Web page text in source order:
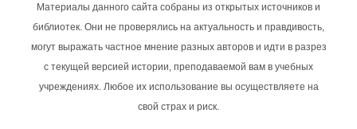
Материалы данного сайта собраны из открытых источников и
библиотек. Они не проверялись на актуальность и правдивость,
могут выражать частное мнение разных авторов и идти в разрез
с текущей версией истории, преподаваемой вам в учебных
учреждениях. Любое их использование вы осуществляете на
свой страх и риск.